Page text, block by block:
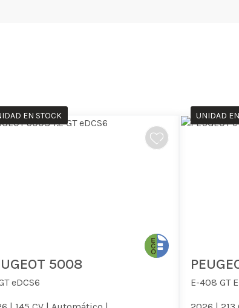
EN STOCK
5008
eDCS6
UNIDAD
E-408 GT